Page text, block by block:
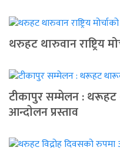
थरुहट थारुवान राष्ट्रिय
टीकापुर सम्मेलन : थरूहट
आन्दाेलन प्रस्ताव